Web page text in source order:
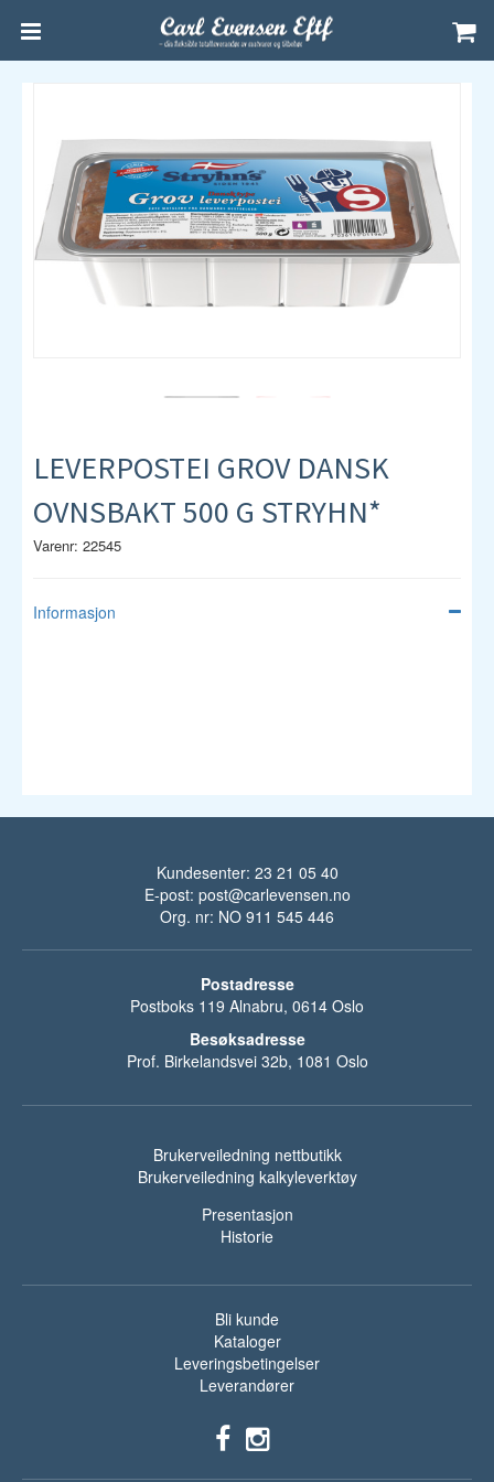
LEVERPOSTEI GROV DANSK
OVNSBAKT 500 G STRYHN*
Varenr: 22545
Informasjon
Kundesenter: 23 21 05 40
E-post: post@carlevensen.no
Org. nr: NO 911 545 446
Postadresse
Postboks 119 Alnabru, 0614 Oslo
Besøksadresse
Prof. Birkelandsvei 32b, 1081 Oslo
Brukerveiledning nettbutikk
Brukerveiledning kalkyleverktøy
Presentasjon
Historie
Bli kunde
Kataloger
Leveringsbetingelser
Leverandører